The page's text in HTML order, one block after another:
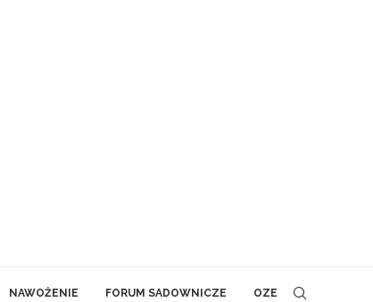
NAWOŻENIE FORUM SADOWNICZE OZE